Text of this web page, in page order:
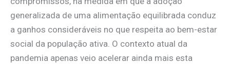
generalizada de uma alimentação equilibrada conduz
a ganhos consideráveis no que respeita ao bem-estar
social da população ativa. O contexto atual da
pandemia apenas veio acelerar ainda mais esta